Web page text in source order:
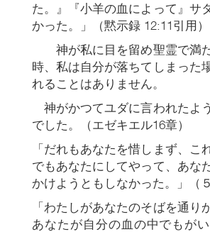
た。』『小羊の血によって』サ
かった。」（黙示録 12:11引用）
神が私に目を留め聖霊で満
時、私は自分が落ちてしまった
れることはありません。
神がかつてユダに言われたよ
でした。（エゼキエル16章）
「だれもあなたを惜しまず、こ
でもあなたにしてやって、あな
かけようともしなかった。」（５
「わたしがあなたのそばを通り
あなたが自分の血の中でもが